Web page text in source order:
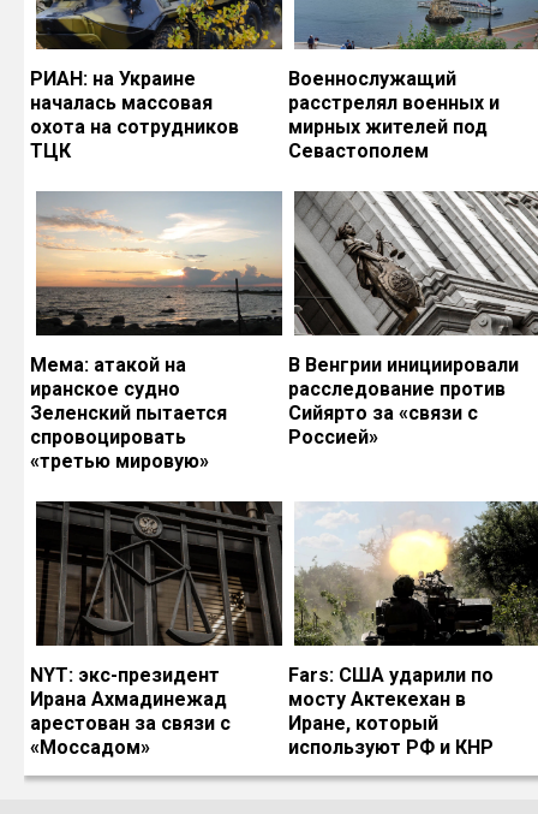
РИАН: на Украине
началась массовая
охота на сотрудников
ТЦК
Военнослужащий
расстрелял военных и
мирных жителей под
Севастополем
Мема: атакой на
иранское судно
Зеленский пытается
спровоцировать
«третью мировую»
В Венгрии инициировали
расследование против
Сийярто за «связи с
Россией»
NYT: экс-президент
Ирана Ахмадинежад
арестован за связи с
«Моссадом»
Fars: США ударили по
мосту Актекехан в
Иране, который
используют РФ и КНР